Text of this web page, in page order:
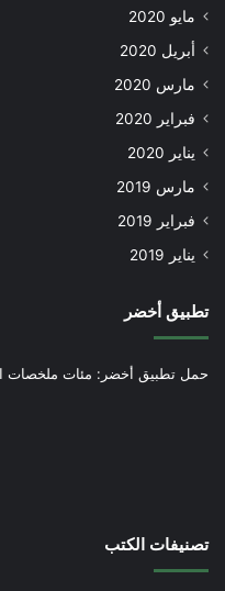
مايو 2020
أبريل 2020
مارس 2020
فبراير 2020
يناير 2020
مارس 2019
فبراير 2019
يناير 2019
تطبيق أخضر
حمل تطبيق أخضر: مئات ملخصات
تصنيفات الكتب